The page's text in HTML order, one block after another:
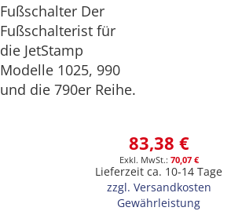
Fußschalter Der
Fußschalterist für
die JetStamp
Modelle 1025, 990
und die 790er Reihe.
83,38 €
70,07 €
Lieferzeit ca. 10-14 Tage
zzgl. Versandkosten
Gewährleistung